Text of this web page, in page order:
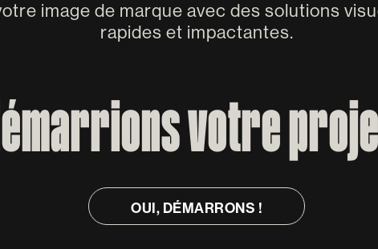
image de marque avec des solutions
rapides et impactantes.
votre
OUI, DÉMARRONS !